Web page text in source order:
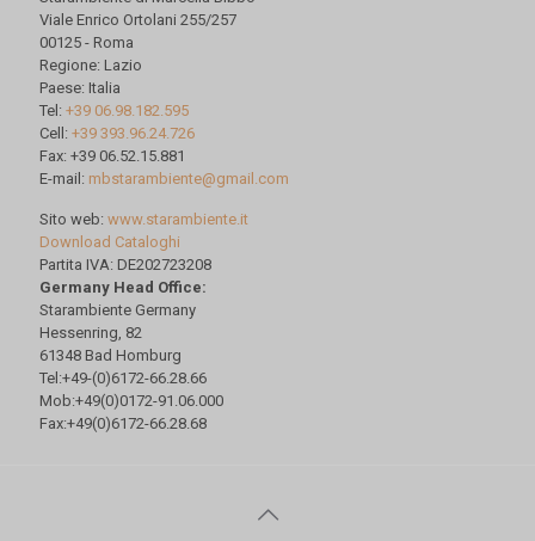
Viale Enrico Ortolani 255/257
00125 - Roma
Regione: Lazio
Paese: Italia
Tel: +39 06.98.182.595
Cell: +39 393.96.24.726
Fax: +39 06.52.15.881
E-mail: mbstarambiente@gmail.com
Sito web: www.starambiente.it
Download Cataloghi
Partita IVA: DE202723208
Germany Head Office:
Starambiente Germany
Hessenring, 82
61348 Bad Homburg
Tel:+49-(0)6172-66.28.66
Mob:+49(0)0172-91.06.000
Fax:+49(0)6172-66.28.68